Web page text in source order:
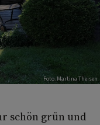
Foto: Martina Theisen
schön grün und